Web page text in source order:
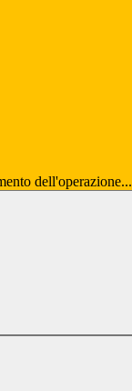
dell'operazione...